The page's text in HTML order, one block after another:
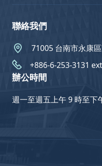
聯絡我們
71005 台南市永康
+886-6-253-3131
辦公時間
週一至週五上午 9 時至下